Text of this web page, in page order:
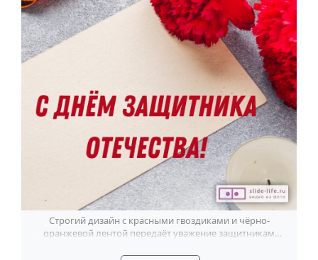
Строгий дизайн с красными гвоздиками и чёрно-
оранжевой лентой передаёт уважение защитникам